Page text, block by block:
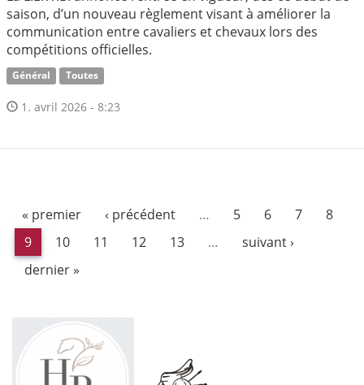
saison, d’un nouveau règlement visant à améliorer la
communication entre cavaliers et chevaux lors des
compétitions officielles.
Général Toutes
1. avril 2026 - 8:23
« premier ‹ précédent … 5 6 7
8
9
10 11 12 13 …
suivant ›
dernier »